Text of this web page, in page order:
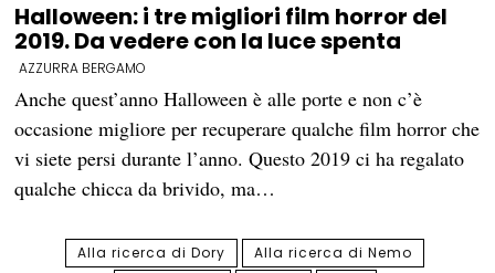
Halloween: i tre migliori film horror del
2019. Da vedere con la luce spenta
AZZURRA BERGAMO
Anche quest’anno Halloween è alle porte e non c’è
occasione migliore per recuperare qualche film horror che
vi siete persi durante l’anno. Questo 2019 ci ha regalato
qualche chicca da brivido, ma…
Alla ricerca di Dory
Alla ricerca di Nemo